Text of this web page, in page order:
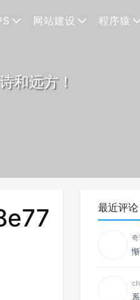
网站建设 程序猿
和远方！
最近评论